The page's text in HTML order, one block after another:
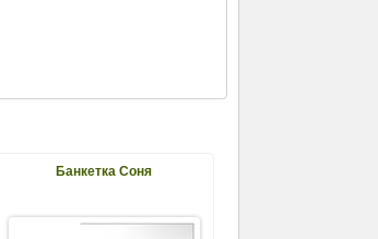
Банкетка Соня